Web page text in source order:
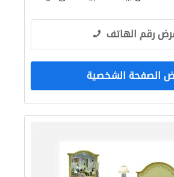
رقم الهاتف
الصفحة الشخصية